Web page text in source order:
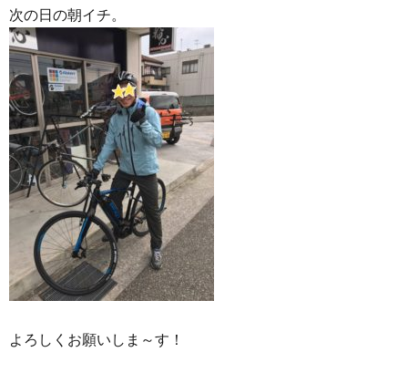
次の日の朝イチ。
よろしくお願いしま～す！